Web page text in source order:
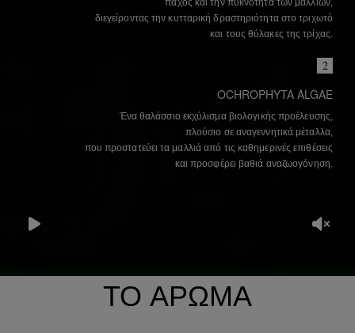
διεγείροντας την κυτταρική δραστηριότητα στο τριχωτό
και τους θύλακες της τρίχας.
2
OCHROPHYTA ALGAE
Ένα θαλάσσιο εκχύλισμα βιολογικής προέλευσης,
πλούσιο σε αναγεννητικά μέταλλα,
που προστατεύει τα μαλλιά από τις καθημερινές επιθέσεις
και προσφέρει βαθιά αναζωογόνηση.
TO ΑΡΩΜΑ